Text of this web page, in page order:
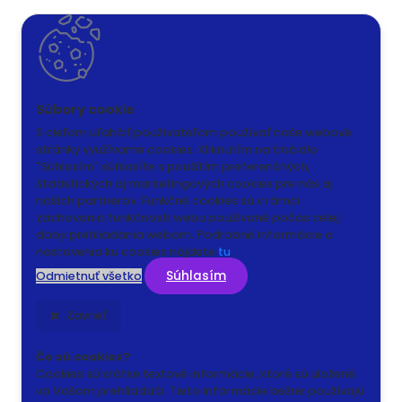
S cieľom uľahčiť používateľom používať naše webové
stránky využívame cookies. Kliknutím na tlačidlo
"Súhlasím" súhlasíte s použitím preferenčných,
štatistických aj marketingových cookies pre nás aj
našich partnerov. Funkčné cookies sú v rámci
zachovania funkčnosti webu používané počas celej
doby prehliadania webom. Podrobné informácie a
nastavenia ku cookies nájdete tu.
Odmietnuť všetko
Súhlasím
Zavrieť
Čo sú cookies?
Cookies sú krátke textové informácie, ktoré sú uložené
vo Vašom prehliadači. Tieto informácie bežne používajú